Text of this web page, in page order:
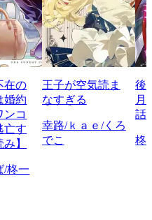
在の
婚約
ンコ
亡す
】
/柊一
王子が空気読ま
なすぎる
幸路/ｋａｅ/くろ
でこ
後
月
話
柊